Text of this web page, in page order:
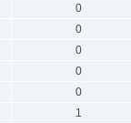
0
0
0
0
0
1